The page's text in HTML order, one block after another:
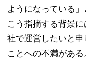
ようになっている
こう指摘する背景
社で運営したいと
ことへの不満がある